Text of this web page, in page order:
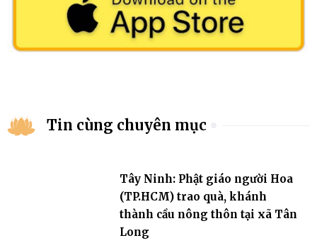
Tin cùng chuyên mục
Tây Ninh: Phật giáo người Hoa
(TP.HCM) trao quà, khánh
thành cầu nông thôn tại xã Tân
Long